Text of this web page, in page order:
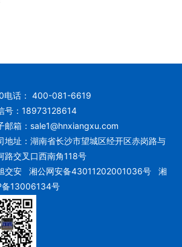
电话： 400-081-6619
号：18973128614
邮箱： sale1@hnxiangxu.com
地址：湖南省长沙市望城区经开区赤岗路与
路交叉口西南角118号
交安湘公网安备43011202001036号
湘
备13006134号